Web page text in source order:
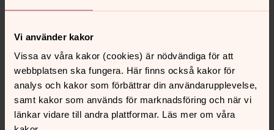
Vi använder kakor
Vissa av våra kakor (cookies) är nödvändiga för att
webbplatsen ska fungera. Här finns också kakor för
analys och kakor som förbättrar din användarupplevelse,
samt kakor som används för marknadsföring och när vi
länkar vidare till andra plattformar. Läs mer om våra